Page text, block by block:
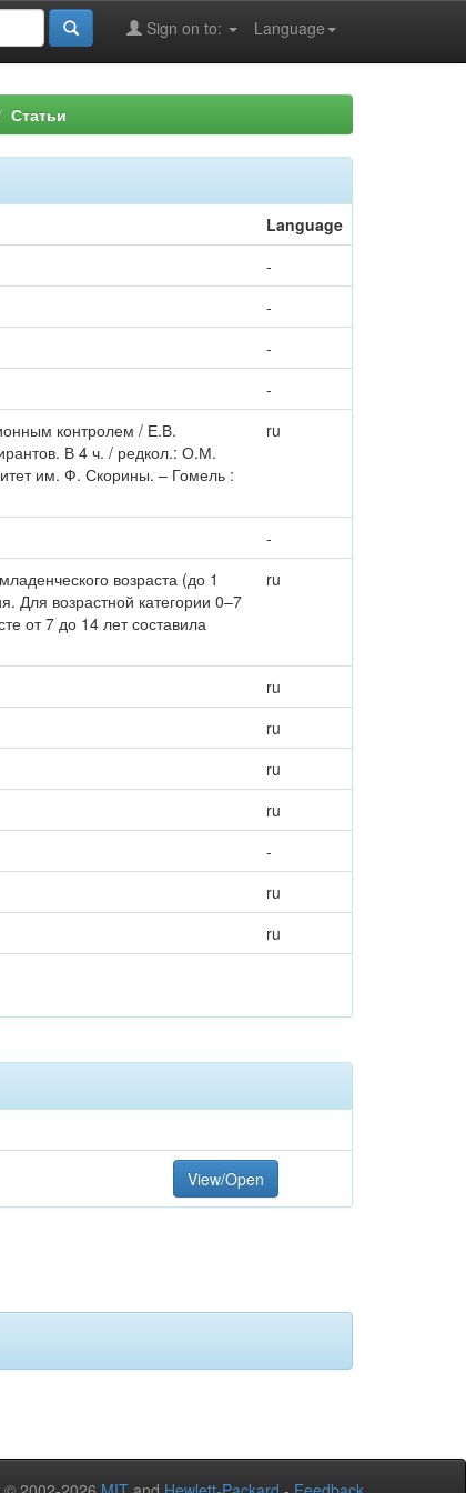
Language
Sign on to:
Статьи
Language
-
-
-
-
контролем / Е.В.
В 4 ч. / редкол.: О.М.
им. Ф. Скорины. – Гомель :
ru
-
возраста (до 1
Для возрастной категории 0–7
от 7 до 14 лет составила
ru
ru
ru
ru
ru
-
ru
ru
View/Open